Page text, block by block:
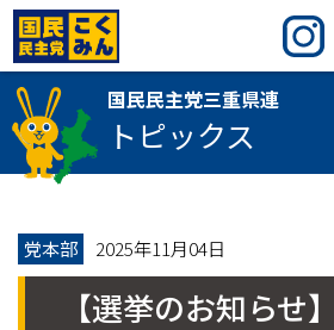
国民民主党三重県連
国民民主党三重県連
トピックス
党本部 2025年11月04日
【選挙のお知らせ